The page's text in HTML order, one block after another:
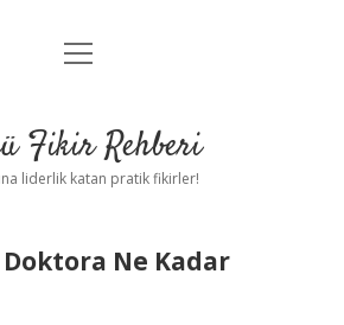
Anasayfa
Yasal Uyarı
menüyü
Fikir Rehberi
liderlik katan pratik fikirler!
Doktora Ne Kadar